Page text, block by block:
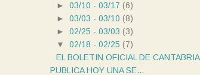
► 03/10 - 03/17 (6)
► 03/03 - 03/10 (8)
► 02/25 - 03/03 (3)
▼
02/18 - 02/25 (7)
EL BOLETIN OFICIAL DE CANTABRIA
PUBLICA HOY UNA SE...